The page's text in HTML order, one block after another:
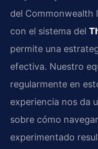
del Commonwealth
con el sistema del
permite una
efectiva. Nuestro
regularmente en
experiencia nos da
sobre cómo
experimentado